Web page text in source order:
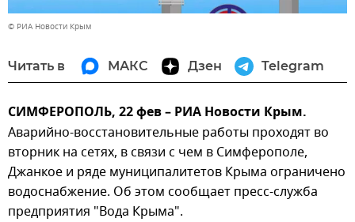
© РИА Новости Крым
Читать в МАКС Дзен Telegram
СИМФЕРОПОЛЬ, 22 фев – РИА Новости Крым.
Аварийно-восстановительные работы проходят во
вторник на сетях, в связи с чем в Симферополе,
Джанкое и ряде муниципалитетов Крыма ограничено
водоснабжение. Об этом сообщает пресс-служба
предприятия "Вода Крыма".